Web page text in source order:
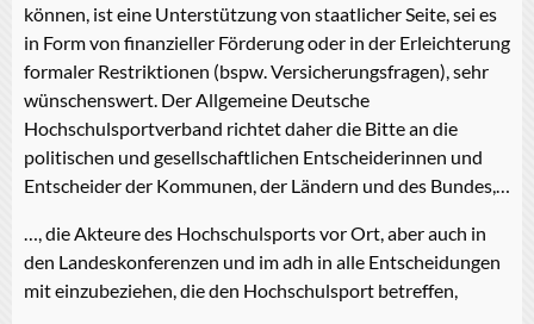
können, ist eine Unterstützung von staatlicher Seite, sei es
in Form von finanzieller Förderung oder in der Erleichterung
formaler Restriktionen (bspw. Versicherungsfragen), sehr
wünschenswert. Der Allgemeine Deutsche
Hochschulsportverband richtet daher die Bitte an die
politischen und gesellschaftlichen Entscheiderinnen und
Entscheider der Kommunen, der Ländern und des Bundes,…
…, die Akteure des Hochschulsports vor Ort, aber auch in
den Landeskonferenzen und im adh in alle Entscheidungen
mit einzubeziehen, die den Hochschulsport betreffen,